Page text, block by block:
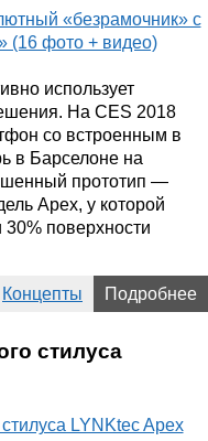
использует
На CES 2018
со встроенным в
в Барселоне на
прототип —
Apex, у которой
30% поверхности
Концепты Подробнее
стилуса